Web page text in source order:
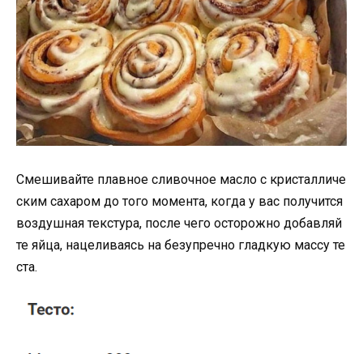
Смешивайте плавное сливочное масло с кристалличе
ским сахаром до того момента, когда у вас получится
воздушная текстура, после чего осторожно добавляй
те яйца, нацеливаясь на безупречно гладкую массу те
ста.